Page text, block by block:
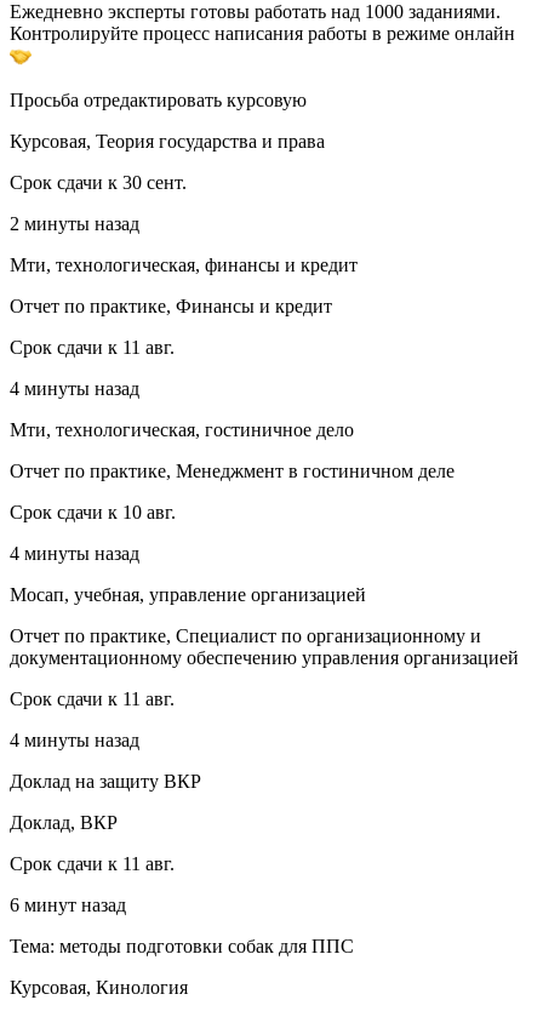
Ежедневно эксперты готовы работать над 1000 заданиями.
Контролируйте процесс написания работы в режиме онлайн
Просьба отредактировать курсовую
Курсовая, Теория государства и права
Срок сдачи к 30 сент.
2 минуты назад
Мти, технологическая, финансы и кредит
Отчет по практике, Финансы и кредит
Срок сдачи к 11 авг.
4 минуты назад
Мти, технологическая, гостиничное дело
Отчет по практике, Менеджмент в гостиничном деле
Срок сдачи к 10 авг.
4 минуты назад
Мосап, учебная, управление организацией
Отчет по практике, Специалист по организационному и
документационному обеспечению управления организацией
Срок сдачи к 11 авг.
4 минуты назад
Доклад на защиту ВКР
Доклад, ВКР
Срок сдачи к 11 авг.
6 минут назад
Тема: методы подготовки собак для ППС
Курсовая, Кинология